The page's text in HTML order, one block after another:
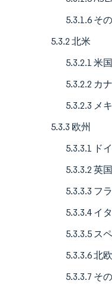
5.3.1.6 そ
5.3.2 北米
5.3.2.1 米国
5.3.2.2 カ
5.3.2.3 メ
5.3.3 欧州
5.3.3.1 ド
5.3.3.2 英国
5.3.3.3 フ
5.3.3.4 イ
5.3.3.5 ス
5.3.3.6 北
5.3.3.7 そ